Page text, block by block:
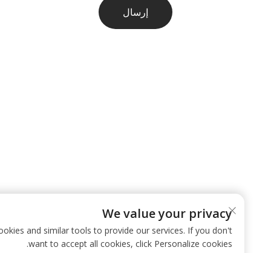
إرسال
We value your privacy
use cookies and similar tools to provide our services. If you don't
want to accept all cookies, click Personalize cookies.